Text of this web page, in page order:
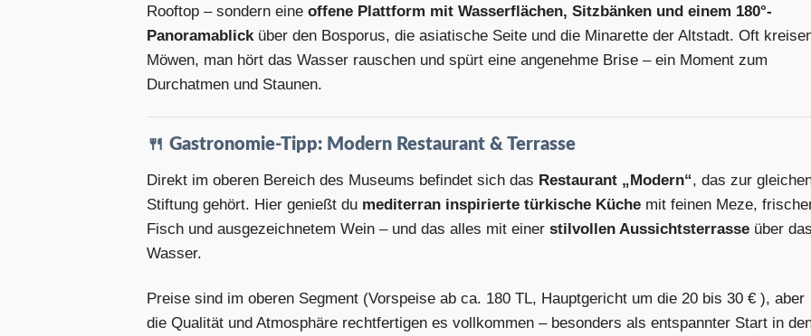
Rooftop – sondern eine offene Plattform mit Wasserflächen, Sitzbänken und einem 180°-
Panoramablick über den Bosporus, die asiatische Seite und die Minarette der Altstadt. Oft
Möwen, man hört das Wasser rauschen und spürt eine angenehme Brise – ein Moment zum
Durchatmen und Staunen.
🍴 Gastronomie-Tipp: Modern Restaurant & Terrasse
Direkt im oberen Bereich des Museums befindet sich das Restaurant „Modern“, das zur
Stiftung gehört. Hier genießt du mediterran inspirierte türkische Küche mit feinen Meze,
Fisch und ausgezeichnetem Wein – und das alles mit einer stilvollen Aussichtsterrasse über
Wasser.
Preise sind im oberen Segment (Vorspeise ab ca. 180 TL, Hauptgericht um die 20 bis 30 € ), aber
die Qualität und Atmosphäre rechtfertigen es vollkommen – besonders als entspannter Start in